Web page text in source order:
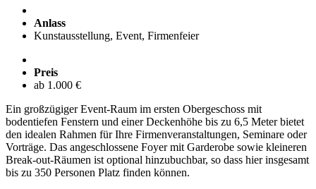
Anlass
Kunstausstellung, Event, Firmenfeier
Preis
ab 1.000 €
Ein großzügiger Event-Raum im ersten Obergeschoss mit
bodentiefen Fenstern und einer Deckenhöhe bis zu 6,5 Meter bietet
den idealen Rahmen für Ihre Firmenveranstaltungen, Seminare oder
Vorträge. Das angeschlossene Foyer mit Garderobe sowie kleineren
Break-out-Räumen ist optional hinzubuchbar, so dass hier insgesamt
bis zu 350 Personen Platz finden können.